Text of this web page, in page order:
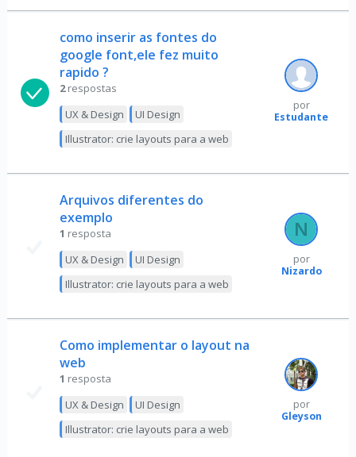
como inserir as fontes do
google font,ele fez muito
rapido ?
2 respostas
UX & Design
UI Design
Illustrator: crie layouts para a web
por
Estudante
Arquivos diferentes do
exemplo
1 resposta
UX & Design
UI Design
Illustrator: crie layouts para a web
por
Nizardo
Como implementar o layout na
web
1 resposta
UX & Design
UI Design
Illustrator: crie layouts para a web
por
Gleyson